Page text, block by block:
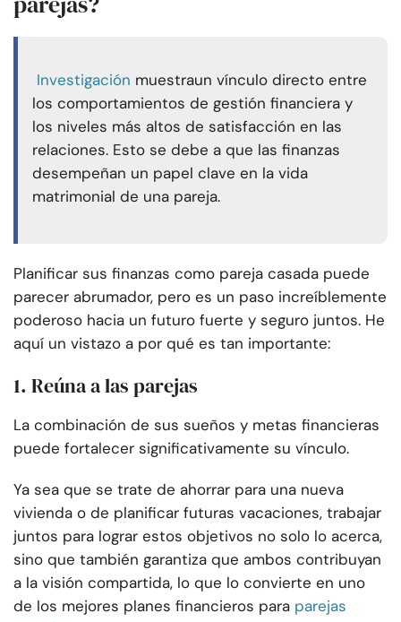
Investigación muestraun vínculo directo entre
los comportamientos de gestión financiera y
los niveles más altos de satisfacción en las
relaciones. Esto se debe a que las finanzas
desempeñan un papel clave en la vida
matrimonial de una pareja.
Planificar sus finanzas como pareja casada puede
parecer abrumador, pero es un paso increíblemente
poderoso hacia un futuro fuerte y seguro juntos. He
aquí un vistazo a por qué es tan importante:
1. Reúna a las parejas
La combinación de sus sueños y metas financieras
puede fortalecer significativamente su vínculo.
Ya sea que se trate de ahorrar para una nueva
vivienda o de planificar futuras vacaciones, trabajar
juntos para lograr estos objetivos no solo lo acerca,
sino que también garantiza que ambos contribuyan
a la visión compartida, lo que lo convierte en uno
de los mejores planes financieros para parejas